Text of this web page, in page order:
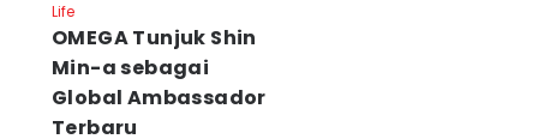
Life
OMEGA Tunjuk Shin
Min-a sebagai
Global Ambassador
Terbaru